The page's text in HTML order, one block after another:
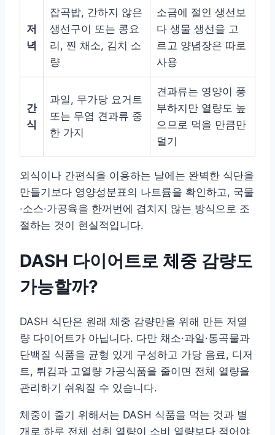
저
녁
잡곡밥, 간하지 않은
생선구이 또는 콩요
리, 찐 채소, 김치 소
량
소금에 절인 생선보
다 생물 생선을 고
르고 양념장은 따로
사용
간
식
과일, 무가당 요거트
또는 무염 견과류 중
한 가지
견과류는 영양이 풍
부하지만 열량도 높
으므로 먹을 만큼만
덜기
외식이나 간편식을 이용하는 날에는 완벽한 식단을
만들기보다 영양성분표의 나트륨을 확인하고, 국물
·소스·가공육을 한꺼번에 겹치지 않는 방식으로 조
절하는 것이 현실적입니다.
DASH 다이어트로 체중 감량도
가능할까?
DASH 식단은 원래 체중 감량만을 위해 만든 저열
량 다이어트가 아닙니다. 다만 채소·과일·통곡물과
단백질 식품을 균형 있게 구성하고 가당 음료, 디저
트, 튀김과 고열량 가공식품을 줄이면 전체 열량을
관리하기 쉬워질 수 있습니다.
체중이 줄기 위해서는 DASH 식품을 먹는 것과 별
개로 하루 전체 섭취 열량이 소비 열량보다 적어야